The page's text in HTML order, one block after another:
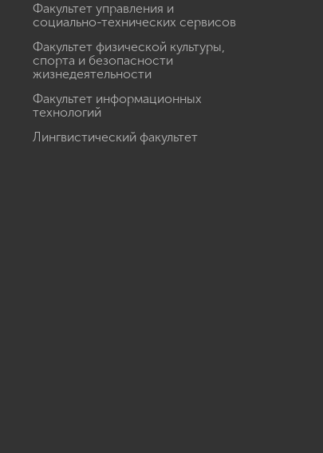
Факультет управления и
социально-технических сервисов
Факультет физической культуры,
спорта и безопасности
жизнедеятельности
Факультет информационных
технологий
Лингвистический факультет